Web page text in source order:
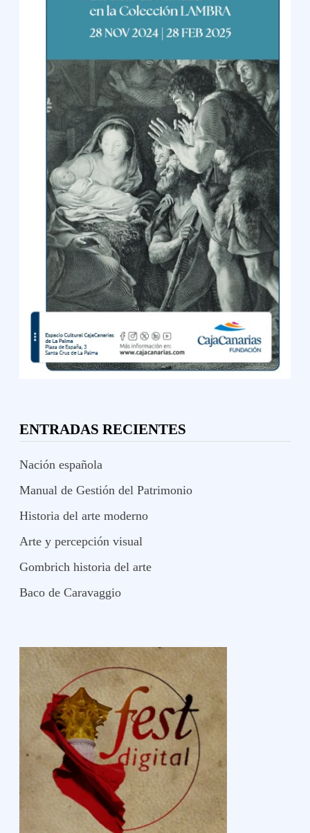
ENTRADAS RECIENTES
Nación española
Manual de Gestión del Patrimonio
Historia del arte moderno
Arte y percepción visual
Gombrich historia del arte
Baco de Caravaggio